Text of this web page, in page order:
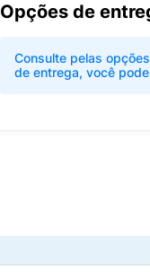
Opções de
Consulte pelas
de entrega, você